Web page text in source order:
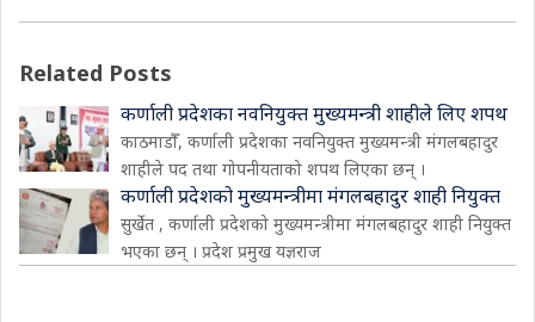
Related Posts
कर्णाली प्रदेशका नवनियुक्त मुख्यमन्त्री शाहीले लिए शपथ
काठमाडौँ, कर्णाली प्रदेशका नवनियुक्त मुख्यमन्त्री मंगलबहादुर
शाहीले पद तथा गोपनीयताको शपथ लिएका छन् ।
कर्णाली प्रदेशको मुख्यमन्त्रीमा मंगलबहादुर शाही नियुक्त
सुर्खेत , कर्णाली प्रदेशको मुख्यमन्त्रीमा मंगलबहादुर शाही नियुक्त
भएका छन् । प्रदेश प्रमुख यज्ञराज